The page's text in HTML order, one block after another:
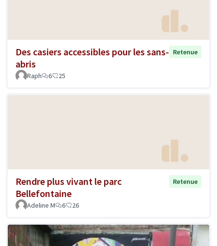
Des casiers accessibles pour les sans-
abris
Retenue
Raph 6 25
Rendre plus vivant le parc
Bellefontaine
Retenue
Adeline M 6 26